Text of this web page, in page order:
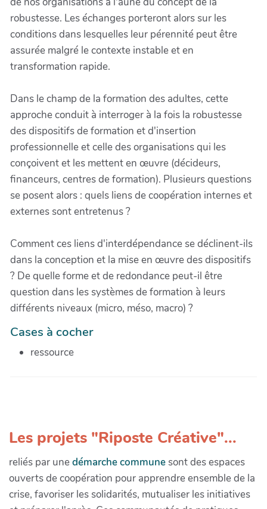
robustesse. Les échanges porteront alors sur les
conditions dans lesquelles leur pérennité peut être
assurée malgré le contexte instable et en
transformation rapide.
Dans le champ de la formation des adultes, cette
approche conduit à interroger à la fois la robustesse
des dispositifs de formation et d'insertion
professionnelle et celle des organisations qui les
conçoivent et les mettent en œuvre (décideurs,
financeurs, centres de formation). Plusieurs questions
se posent alors : quels liens de coopération internes et
externes sont entretenus ?
Comment ces liens d'interdépendance se déclinent-ils
dans la conception et la mise en œuvre des dispositifs
? De quelle forme et de redondance peut-il être
question dans les systèmes de formation à leurs
différents niveaux (micro, méso, macro) ?
Cases à cocher
ressource